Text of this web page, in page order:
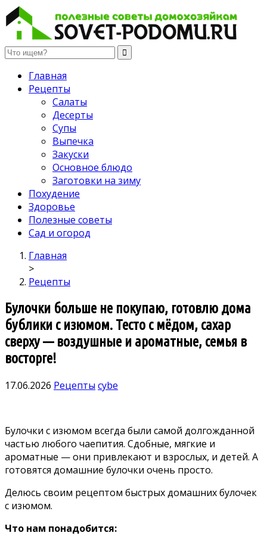
Полезные советы домохозяйкам
Главная
Рецепты
Салаты
Десерты
Супы
Выпечка
Закуски
Основное блюдо
Заготовки на зиму
Похудение
Здоровье
Полезные советы
Сад и огород
Главная
>
Рецепты
Булочки больше не покупаю, готовлю дома
бублики с изюмом. Тесто с мёдом, сахар
сверху — воздушные и ароматные, семья в
восторге!
17.06.2026 Рецепты cybe
Булочки с изюмом всегда были самой долгожданной
частью любого чаепития. Сдобные, мягкие и
ароматные — они привлекают и взрослых, и детей. А
готовятся домашние булочки очень просто.
Делюсь своим рецептом быстрых домашних булочек
с изюмом.
Что нам понадобится: